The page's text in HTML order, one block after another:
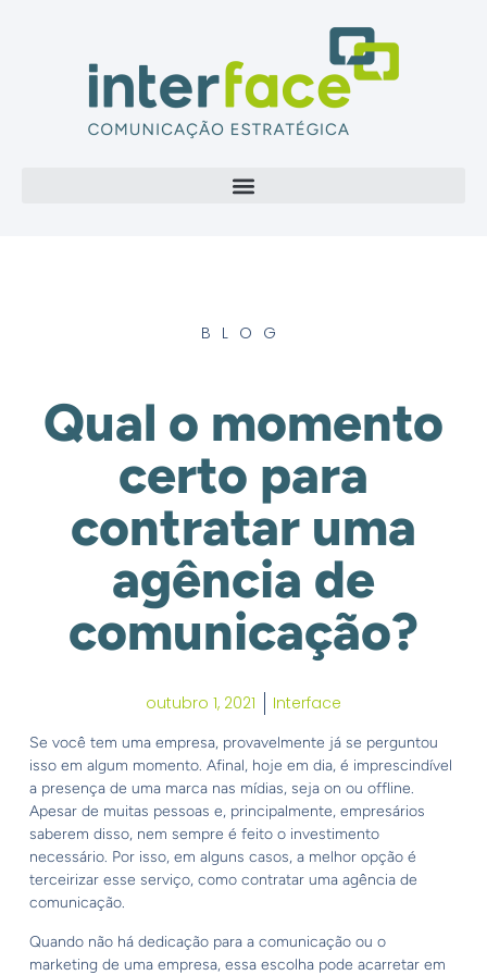
BLOG
Qual o momento
certo para
contratar uma
agência de
comunicação?
outubro 1, 2021 Interface
Se você tem uma empresa, provavelmente já se perguntou
isso em algum momento. Afinal, hoje em dia, é imprescindível
a presença de uma marca nas mídias, seja on ou offline.
Apesar de muitas pessoas e, principalmente, empresários
saberem disso, nem sempre é feito o investimento
necessário. Por isso, em alguns casos, a melhor opção é
terceirizar esse serviço, como contratar uma agência de
comunicação.
Quando não há dedicação para a comunicação ou o
marketing de uma empresa, essa escolha pode acarretar em